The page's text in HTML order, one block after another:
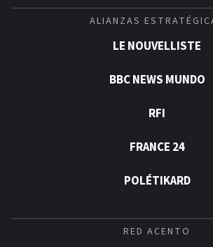
ALIANZAS
LE NOUVELLISTE
BBC NEWS MUNDO
RFI
FRANCE 24
POLÉTIKARD
RED ACENTO